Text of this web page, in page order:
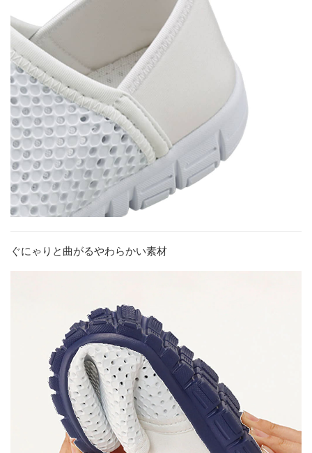
ぐにゃりと曲がるやわらかい素材